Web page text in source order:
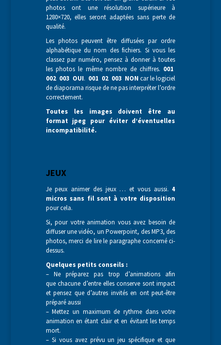
photos ont une résolution supérieure à
1280×720, elles seront adaptées sans perte de
qualité.
Les photos peuvent être diffusées par ordre
alphabétique du nom des fichiers. Si vous les
classez par numéro, pensez à donner à toutes
les photos le même nombre de chiffres. 001
002 003 OUI. 001 02 003 NON car le logiciel
de diaporama risque de ne pas interpréter l’ordre
correctement.
Toutes les images doivent être au
format jpeg pour éviter d’éventuelles
incompatibilité.
JEUX
Je peux animer des jeux … et vous aussi. 4
micros sans fil sont à votre disposition
pour cela.
Si, pour votre animation vous avez besoin de
diffuser une vidéo, un Powerpoint, des MP3, des
photos, merci de lire le paragraphe concerné ci-
dessus.
Quelques petits conseils :
– Ne préparez pas trop d’animations afin
que chacune d’entre elles conserve sont impact
et pensez que d’autres invités en ont peut-être
préparé aussi
– Mettez un maximum de rythme dans votre
animation en étant clair et en évitant les temps
mort.
– Si vous avez prévu un jeu spécifique et que